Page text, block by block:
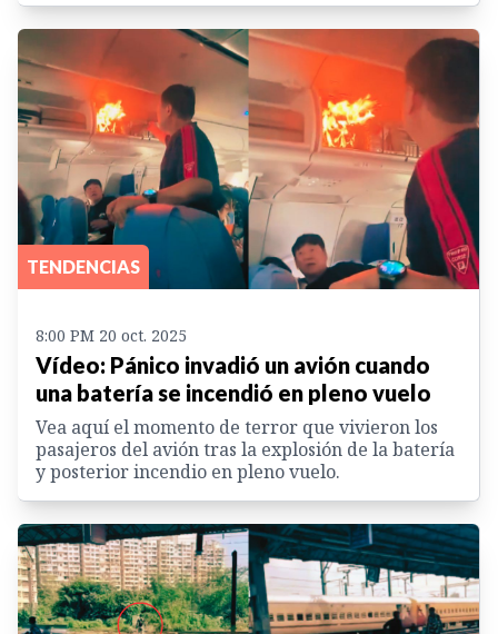
TENDENCIAS
8:00 PM 20 oct. 2025
Vídeo: Pánico invadió un avión cuando
una batería se incendió en pleno vuelo
Vea aquí el momento de terror que vivieron los
pasajeros del avión tras la explosión de la batería
y posterior incendio en pleno vuelo.